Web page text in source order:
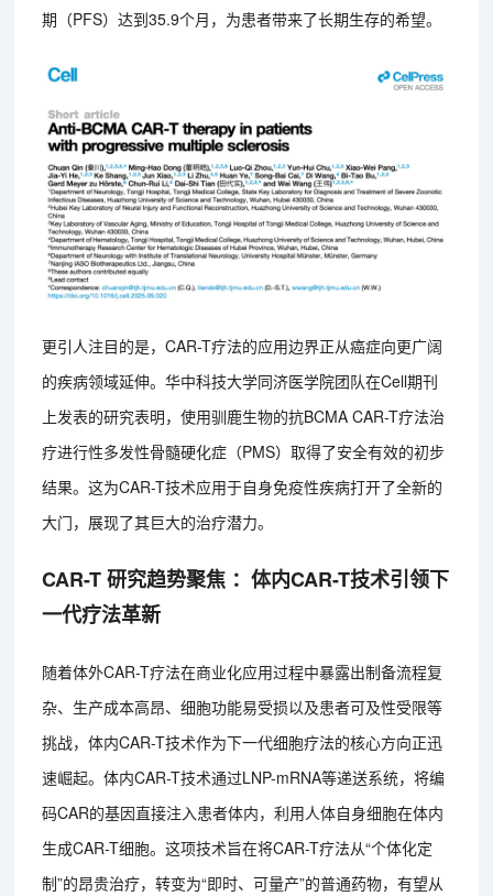
期（PFS）达到35.9个月，为患者带来了长期生存的希望。
更引人注目的是，CAR-T疗法的应用边界正从癌症向更广阔
的疾病领域延伸。华中科技大学同济医学院团队在Cell期刊
上发表的研究表明，使用驯鹿生物的抗BCMA CAR-T疗法治
疗进行性多发性骨髓硬化症（PMS）取得了安全有效的初步
结果。这为CAR-T技术应用于自身免疫性疾病打开了全新的
大门，展现了其巨大的治疗潜力。
CAR-T 研究趋势聚焦 ：体内CAR-T技术引领下
一代疗法革新
随着体外CAR-T疗法在商业化应用过程中暴露出制备流程复
杂、生产成本高昂、细胞功能易受损以及患者可及性受限等
挑战，体内CAR-T技术作为下一代细胞疗法的核心方向正迅
速崛起。体内CAR-T技术通过LNP-mRNA等递送系统，将编
码CAR的基因直接注入患者体内，利用人体自身细胞在体内
生成CAR-T细胞。这项技术旨在将CAR-T疗法从“个体化定
制”的昂贵治疗，转变为“即时、可量产”的普通药物，有望从